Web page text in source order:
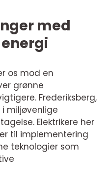
med
os mod en
grønne
Frederiksberg,
miljøvenlige
Elektrikere her
til implementering
teknologier som